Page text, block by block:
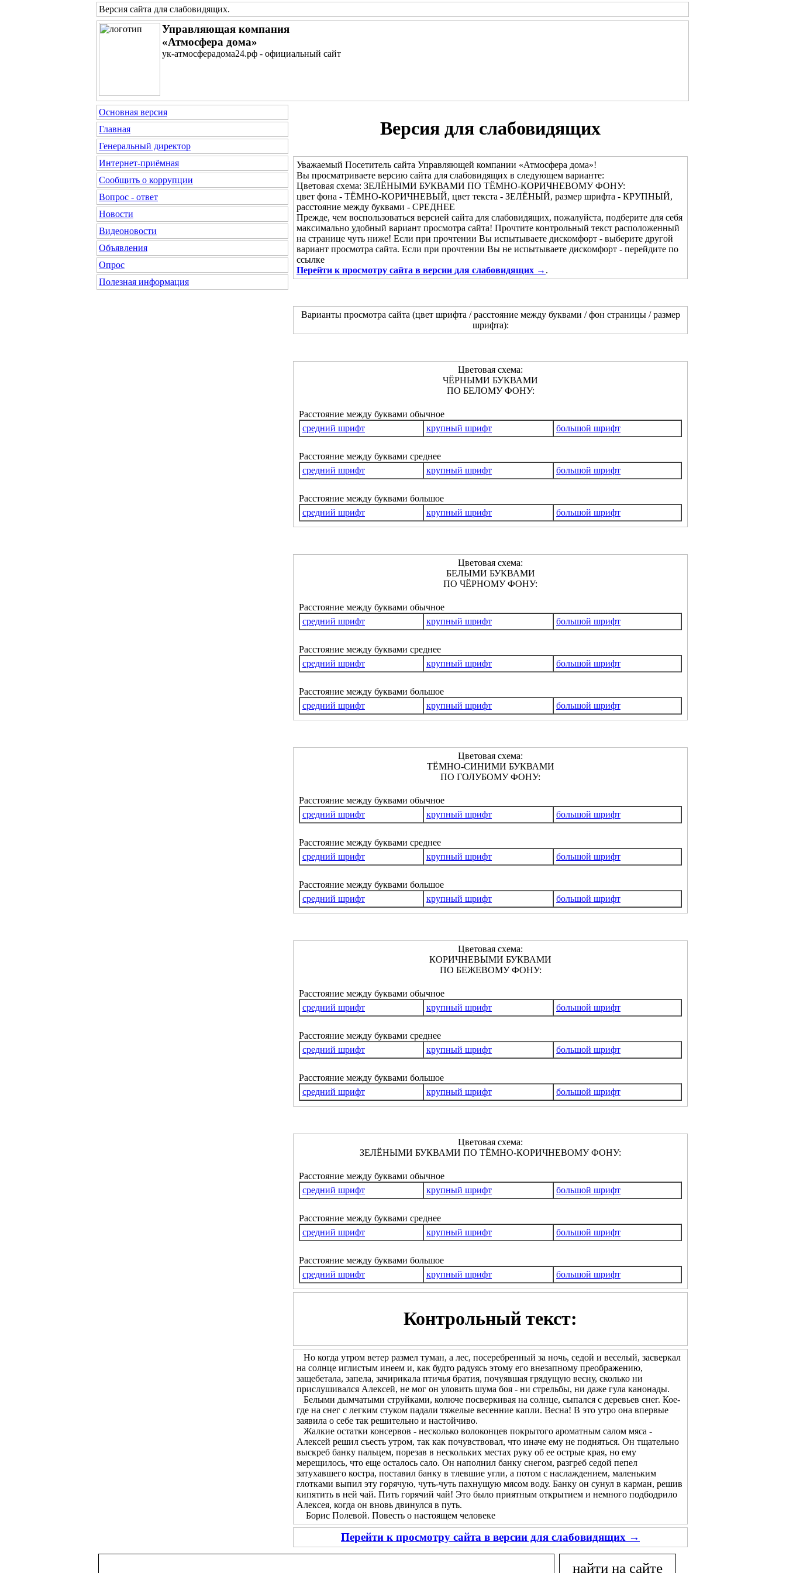
Версия сайта для слабовидящих.
Управляющая компания
«Атмосфера дома»
ук-атмосферадома24.рф - официальный сайт
Основная версия
Главная
Генеральный директор
Интернет-приёмная
Сообщить о коррупции
Вопрос - ответ
Новости
Видеоновости
Объявления
Опрос
Полезная информация
Версия для слабовидящих
Уважаемый Посетитель сайта Управляющей компании «Атмосфера дома»!
Вы просматриваете версию сайта для слабовидящих в следующем варианте:
Цветовая схема: ЗЕЛЁНЫМИ БУКВАМИ ПО ТЁМНО-КОРИЧНЕВОМУ ФОНУ:
цвет фона - ТЁМНО-КОРИЧНЕВЫЙ, цвет текста - ЗЕЛЁНЫЙ, размер шрифта - КРУПНЫЙ,
расстояние между буквами - СРЕДНЕЕ
Прежде, чем воспользоваться версией сайта для слабовидящих, пожалуйста, подберите для себя
максимально удобный вариант просмотра сайта! Прочтите контрольный текст расположенный
на странице чуть ниже! Если при прочтении Вы испытываете дискомфорт - выберите другой
вариант просмотра сайта. Если при прочтении Вы не испытываете дискомфорт - перейдите по
ссылке
Перейти к просмотру сайта в версии для слабовидящих → .
Варианты просмотра сайта (цвет шрифта / расстояние между буквами / фон страницы / размер
шрифта):
Цветовая схема:
ЧЁРНЫМИ БУКВАМИ
ПО БЕЛОМУ ФОНУ:
Расстояние между буквами обычное
средний шрифт
крупный шрифт большой шрифт
Расстояние между буквами среднее
средний шрифт
крупный шрифт большой шрифт
Расстояние между буквами большое
средний шрифт
крупный шрифт большой шрифт
Цветовая схема:
БЕЛЫМИ БУКВАМИ
ПО ЧЁРНОМУ ФОНУ:
Расстояние между буквами обычное
средний шрифт
крупный шрифт большой шрифт
Расстояние между буквами среднее
средний шрифт
крупный шрифт большой шрифт
Расстояние между буквами большое
средний шрифт
крупный шрифт большой шрифт
Цветовая схема:
ТЁМНО-СИНИМИ БУКВАМИ
ПО ГОЛУБОМУ ФОНУ:
Расстояние между буквами обычное
средний шрифт
крупный шрифт большой шрифт
Расстояние между буквами среднее
средний шрифт
крупный шрифт большой шрифт
Расстояние между буквами большое
средний шрифт
крупный шрифт большой шрифт
Цветовая схема:
КОРИЧНЕВЫМИ БУКВАМИ
ПО БЕЖЕВОМУ ФОНУ:
Расстояние между буквами обычное
средний шрифт
крупный шрифт большой шрифт
Расстояние между буквами среднее
средний шрифт
крупный шрифт большой шрифт
Расстояние между буквами большое
средний шрифт
крупный шрифт большой шрифт
Цветовая схема:
ЗЕЛЁНЫМИ БУКВАМИ ПО ТЁМНО-КОРИЧНЕВОМУ ФОНУ:
Расстояние между буквами обычное
средний шрифт
крупный шрифт большой шрифт
Расстояние между буквами среднее
средний шрифт
крупный шрифт большой шрифт
Расстояние между буквами большое
средний шрифт
крупный шрифт большой шрифт
Контрольный текст:
Но когда утром ветер размел туман, а лес, посеребренный за ночь, седой и веселый, засверкал
на солнце иглистым инеем и, как будто радуясь этому его внезапному преображению,
защебетала, запела, зачирикала птичья братия, почуявшая грядущую весну, сколько ни
прислушивался Алексей, не мог он уловить шума боя - ни стрельбы, ни даже гула канонады.
Белыми дымчатыми струйками, колюче посверкивая на солнце, сыпался с деревьев снег. Кое-
где на снег с легким стуком падали тяжелые весенние капли. Весна! В это утро она впервые
заявила о себе так решительно и настойчиво.
Жалкие остатки консервов - несколько волоконцев покрытого ароматным салом мяса -
Алексей решил съесть утром, так как почувствовал, что иначе ему не подняться. Он тщательно
выскреб банку пальцем, порезав в нескольких местах руку об ее острые края, но ему
мерещилось, что еще осталось сало. Он наполнил банку снегом, разгреб седой пепел
затухавшего костра, поставил банку в тлевшие угли, а потом с наслаждением, маленьким
глотками выпил эту горячую, чуть-чуть пахнущую мясом воду. Банку он сунул в карман, решив
кипятить в ней чай. Пить горячий чай! Это было приятным открытием и немного подбодрило
Алексея, когда он вновь двинулся в путь.
Борис Полевой. Повесть о настоящем человеке
Перейти к просмотру сайта в версии для слабовидящих →